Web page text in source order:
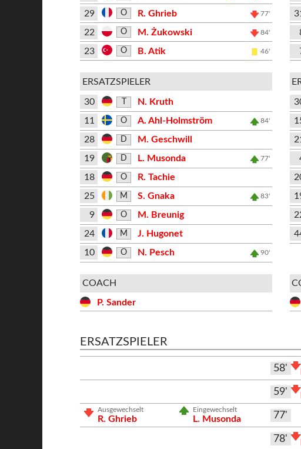
29 O R. Ghrieb 77'
22 O M. Żukowski 84'
23 O B. Atik 46'
ERSATZSPIELER
30
N. Kruth
11
O A. Ahl-Holmström 84'
28 D
M. Geschwill
19
D L. Musonda 77'
18 O
R. Tachie
25
M S. Gnaka 83'
9 O
M. Breunig
24
M
J. Hugonet
10
O N. Pesch 90'
COACH
P. Sander
ERSATZSPIELER
58'
59'
Ausgewechselt
R. Ghrieb
Eingewechselt
L. Musonda 77'
78'